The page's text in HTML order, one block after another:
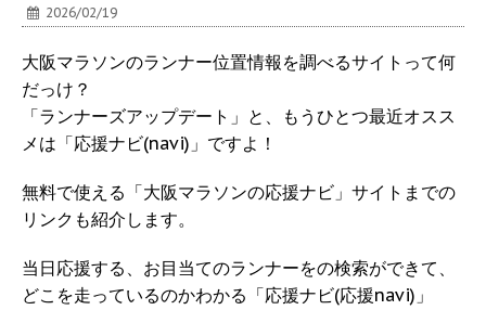
2026/02/19
大阪マラソンのランナー位置情報を調べるサイトって何
だっけ？
「ランナーズアップデート」と、もうひとつ最近オスス
メは「応援ナビ(navi)」ですよ！
無料で使える「大阪マラソンの応援ナビ」サイトまでの
リンクも紹介します。
当日応援する、お目当てのランナーをの検索ができて、
どこを走っているのかわかる「応援ナビ(応援navi)」